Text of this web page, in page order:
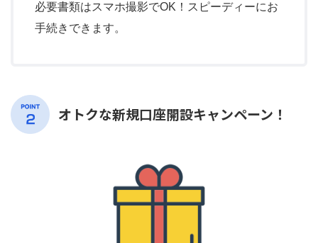
必要書類はスマホ撮影でOK！スピーディーにお
手続きできます。
オトクな新規口座開設キャンペーン！